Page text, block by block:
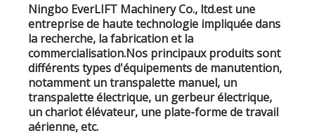
Ningbo EverLIFT Machinery Co., ltd.est une
entreprise de haute technologie impliquée dans
la recherche, la fabrication et la
commercialisation.Nos principaux produits sont
différents types d'équipements de manutention,
notamment un transpalette manuel, un
transpalette électrique, un gerbeur électrique,
un chariot élévateur, une plate-forme de travail
aérienne, etc.